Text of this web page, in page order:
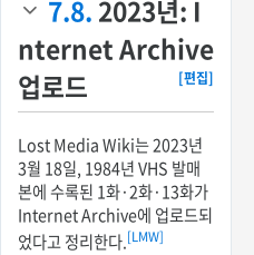
7.8. 2023년: I
nternet Archive
업로드
[편집]
Lost Media Wiki는 2023년
3월 18일, 1984년 VHS 발매
본에 수록된 1화·2화·13화가
Internet Archive에 업로드되
었다고 정리한다.[LMW]